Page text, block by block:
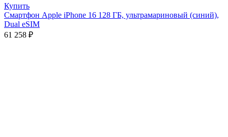
Купить
Смартфон Apple iPhone 16 128 ГБ, ультрамариновый (синий),
Dual eSIM
61 258 ₽